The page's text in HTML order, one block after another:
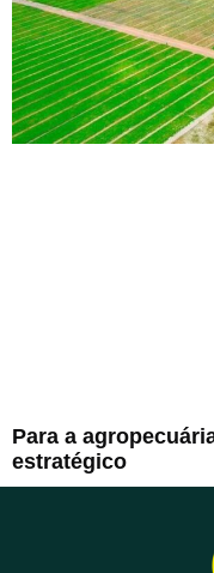
Para a
estratégico